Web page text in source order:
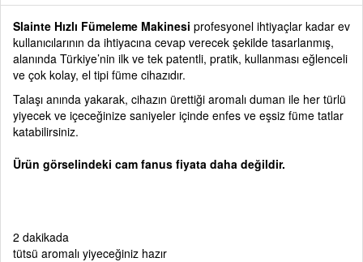
Slainte Hızlı Fümeleme Makinesi profesyonel ihtiyaçlar kadar ev
kullanıcılarının da ihtiyacına cevap verecek şekilde tasarlanmış,
alanında Türkiye’nin ilk ve tek patentli, pratik, kullanması eğlenceli
ve çok kolay, el tipi füme cihazıdır.
Talaşı anında yakarak, cihazın ürettiği aromalı duman ile her türlü
yiyecek ve içeceğinize saniyeler içinde enfes ve eşsiz füme tatlar
katabilirsiniz.
Ürün görselindeki cam fanus fiyata daha değildir.
2 dakikada
tütsü aromalı yiyeceğiniz hazır